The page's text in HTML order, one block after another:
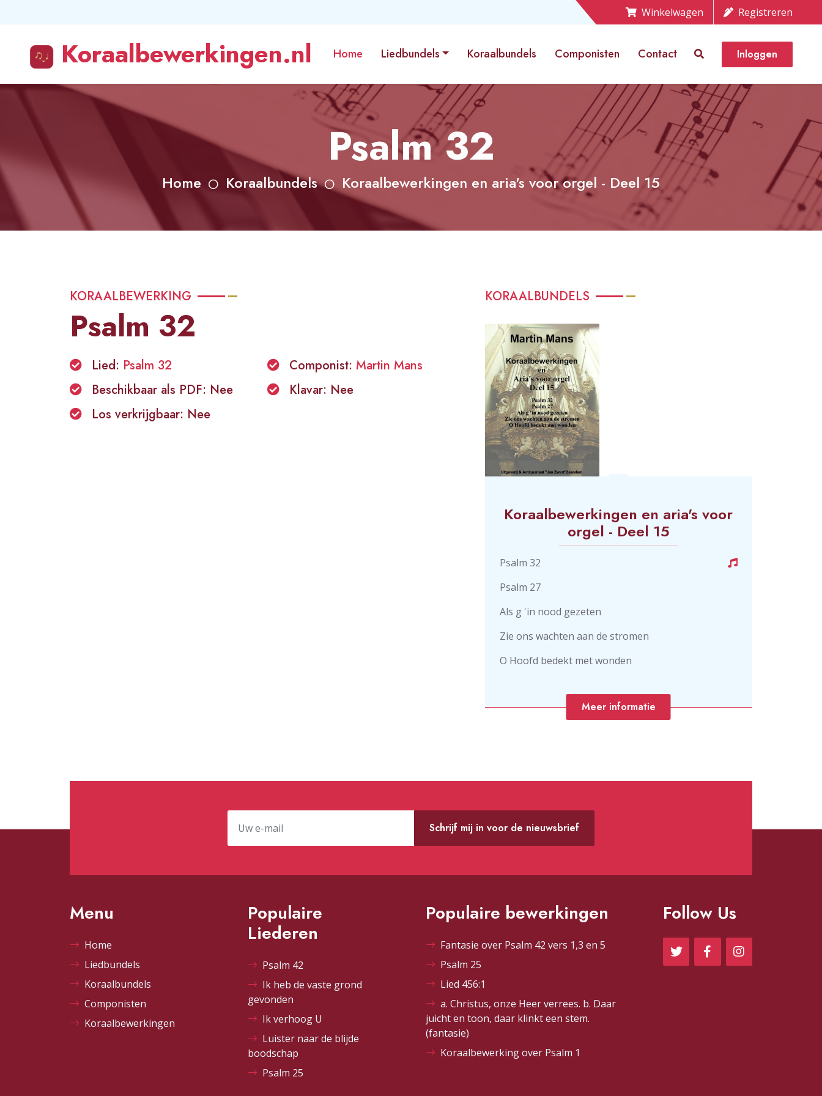
Winkelwagen Registreren
Koraalbewerkingen.nl Home Liedbundels Koraalbundels Componisten Contact Inloggen
Psalm 32
Home Koraalbundels Koraalbewerkingen en aria's voor orgel - Deel 15
KORAALBEWERKING
Psalm 32
Lied: Psalm 32
Beschikbaar als PDF: Nee
Los verkrijgbaar: Nee
Componist:Martin Mans
Klavar: Nee
KORAALBUNDELS
Koraalbewerkingen en aria's voor
orgel - Deel 15
Psalm 32
Psalm 27
Als g 'in nood gezeten
Zie ons wachten aan de stromen
O Hoofd bedekt met wonden
Meer informatie
Schrijf mij in voor de nieuwsbrief
Menu
Home
Liedbundels
Koraalbundels
Componisten
Koraalbewerkingen
Populaire
Liederen
Psalm 42
Ik heb de vaste grond
gevonden
Ik verhoog U
Luister naar de blijde
boodschap
Psalm 25
Populaire bewerkingen
Fantasie over Psalm 42 vers 1,3 en 5
Psalm 25
Lied 456:1
a. Christus, onze Heer verrees. b. Daar
juicht en toon, daar klinkt een stem.
(fantasie)
Koraalbewerking over Psalm 1
Follow Us